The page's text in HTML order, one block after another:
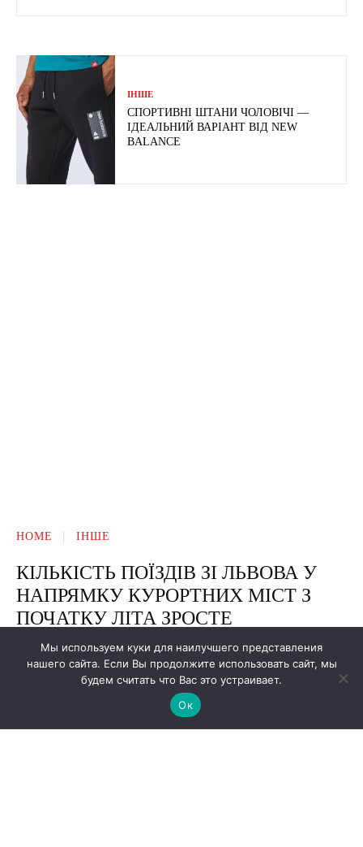
ІНШЕ
СПОРТИВНІ ШТАНИ ЧОЛОВІЧІ —
ІДЕАЛЬНИЙ ВАРІАНТ ВІД NEW
BALANCE
Мы используем куки для наилучшего представления
нашего сайта. Если Вы продолжите использовать сайт, мы
будем считать что Вас это устраивает.
Ок